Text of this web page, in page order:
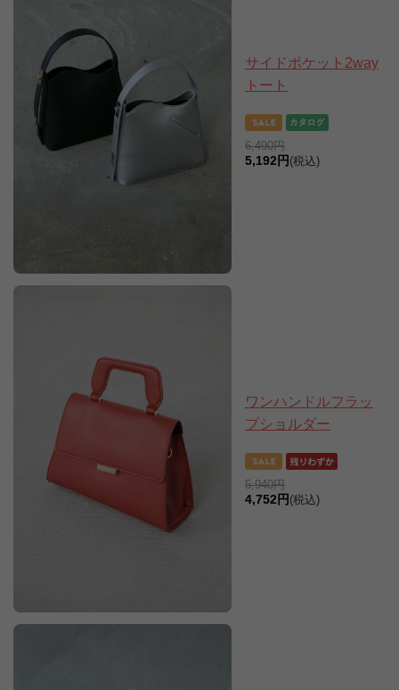
サイドポケット2way
トート
6,490円
5,192円 (税込)
ワンハンドルフラッ
プショルダー
5,940円
4,752円 (税込)